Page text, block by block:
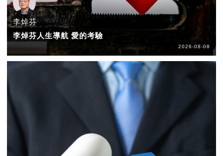
李焯芬
李焯芬人生導航 愛的考驗
2026-08-08